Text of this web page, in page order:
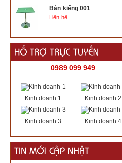
Bàn kiếng 001
Liên hệ
0989 099 949
Kinh doanh 1 Kinh doanh 2
Kinh doanh 3 Kinh doanh 4